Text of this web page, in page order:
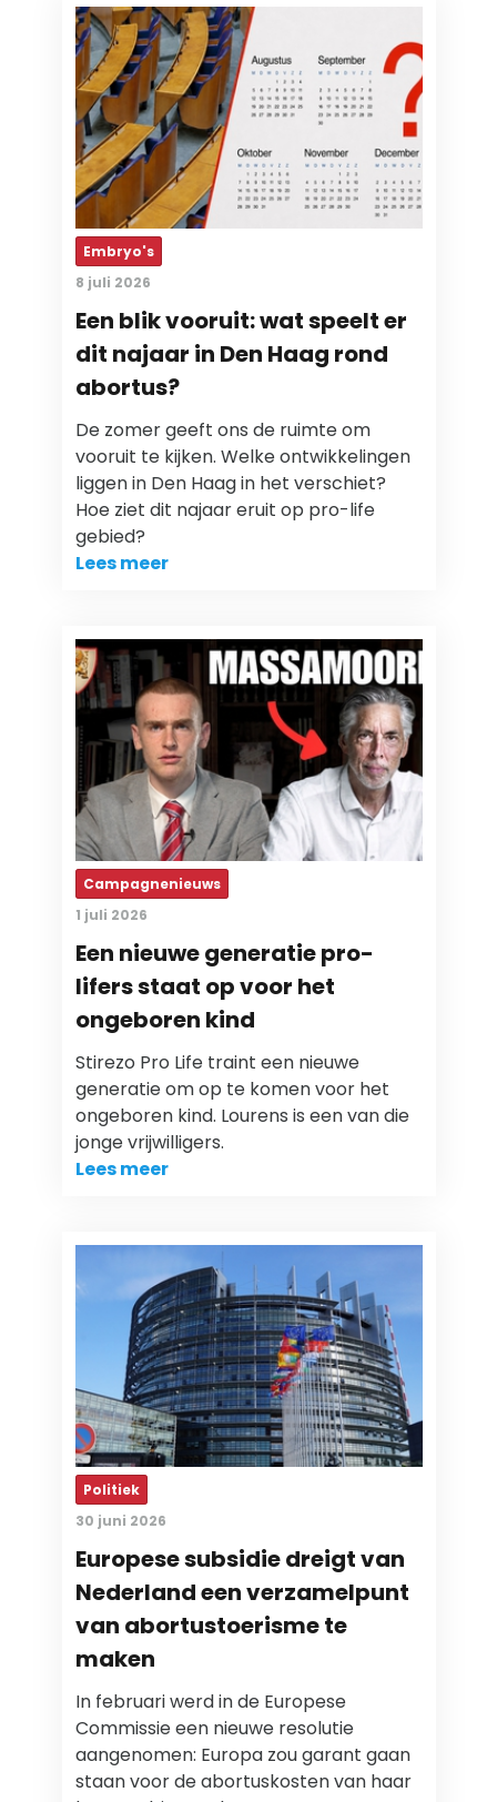
Embryo's
8 juli 2026
Een blik vooruit: wat speelt er
dit najaar in Den Haag rond
abortus?
De zomer geeft ons de ruimte om
vooruit te kijken. Welke ontwikkelingen
liggen in Den Haag in het verschiet?
Hoe ziet dit najaar eruit op pro-life
gebied?
Lees meer
Campagnenieuws
1 juli 2026
Een nieuwe generatie pro-
lifers staat op voor het
ongeboren kind
Stirezo Pro Life traint een nieuwe
generatie om op te komen voor het
ongeboren kind. Lourens is een van die
jonge vrijwilligers.
Lees meer
Politiek
30 juni 2026
Europese subsidie dreigt van
Nederland een verzamelpunt
van abortustoerisme te
maken
In februari werd in de Europese
Commissie een nieuwe resolutie
aangenomen: Europa zou garant gaan
staan voor de abortuskosten van haar